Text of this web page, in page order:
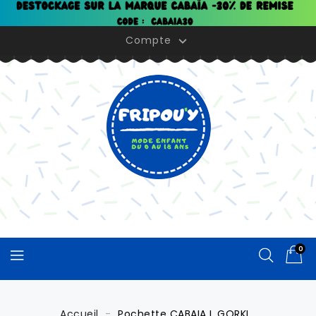
Compte 
0
Panneau de gestion des cookies